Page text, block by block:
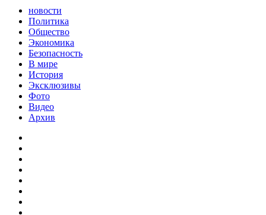
новости
Политика
Общество
Экономика
Безопасность
В мире
История
Эксклюзивы
Фото
Видео
Архив